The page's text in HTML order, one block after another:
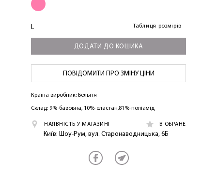
L Таблиця розмірів
ДОДАТИ ДО КОШИКА
ПОВІДОМИТИ ПРО ЗМІНУ ЦІНИ
Країна виробник: Бельгія
Склад: 9%-бавовна, 10%-еластан,81%-поліамід
НАЯВНІСТЬ У МАГАЗИНІ В ОБРАНЕ
Київ: Шоу-Рум, вул. Старонаводницька, 6Б
ЛАСКАВО ПРОСИМО ДО
NOSOVSKI.COM! ПРИЙМІТЬ ВІД НАС
ПЕРШЕ ПОКУПКУ